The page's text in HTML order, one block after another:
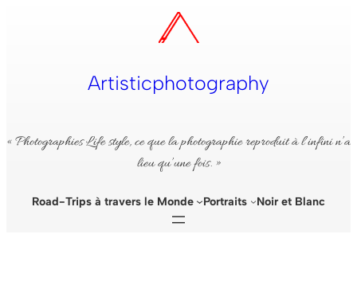
Artisticphotography
« Photographies Life style, ce que la photographie reproduit à l’infini n’a
lieu qu’une fois. »
Road-Trips à travers le Monde Portraits Noir et Blanc